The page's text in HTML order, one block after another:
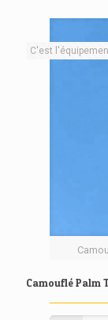
C'est
Camouflé Palm